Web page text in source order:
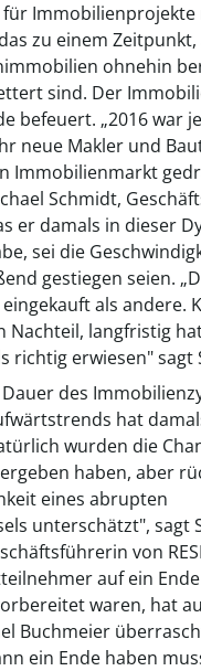
Immobilienprojekte
zu einem
ohnehin
sind. Der
befeuert. „2016 war
neue Makler und
Immobilienmarkt
Schmidt,
er damals in dieser
sei die
gestiegen seien.
als andere.
Nachteil, langfristig
richtig erwiesen" sagt
des
hat
wurden die
haben, aber
eines abrupten
unterschätzt", sagt
von
auf ein
waren, hat
Buchmeier
ein Ende haben